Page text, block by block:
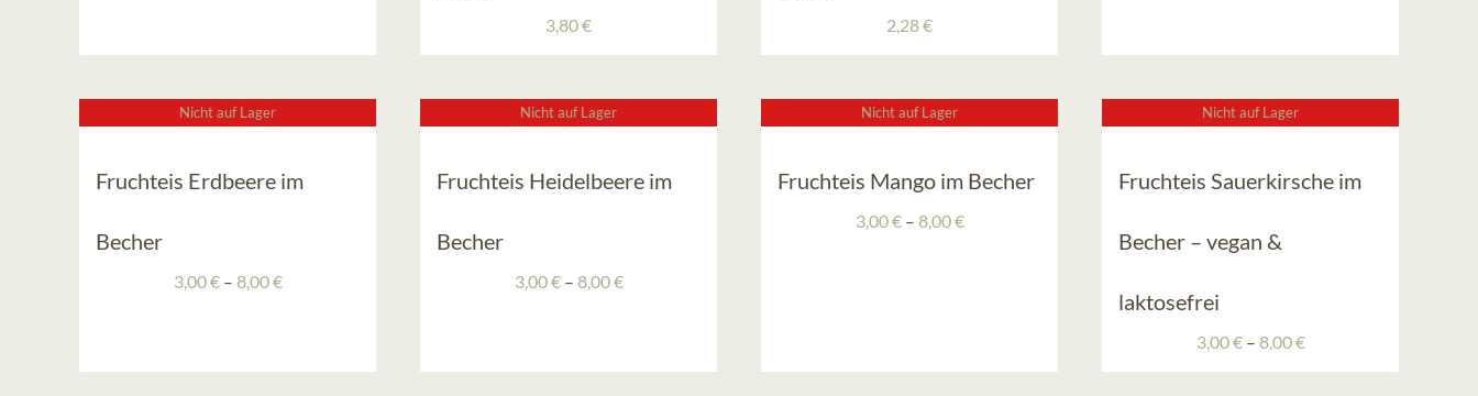
3,80€ 2,28€
Nicht auf Lager
Fruchteis Erdbeere im
Becher
3,00€ – 8,00€Preisspanne:
Nicht auf Lager
Fruchteis Heidelbeere im
Becher
3,00€ – 8,00€Preisspanne:
Nicht auf Lager
Fruchteis Mango im Becher
3,00€ – 8,00€Preisspanne:
Nicht auf Lager
Fruchteis Sauerkirsche im
Becher – vegan &
laktosefrei
3,00€ – 8,00€Preisspanne:
3,00 €